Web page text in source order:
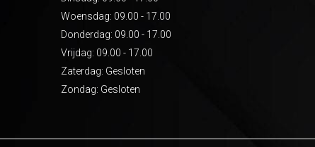
Woensdag: 09.00 - 17.00
Donderdag: 09.00 - 17.00
Vrijdag: 09.00 - 17.00
Zaterdag: Gesloten
Zondag: Gesloten